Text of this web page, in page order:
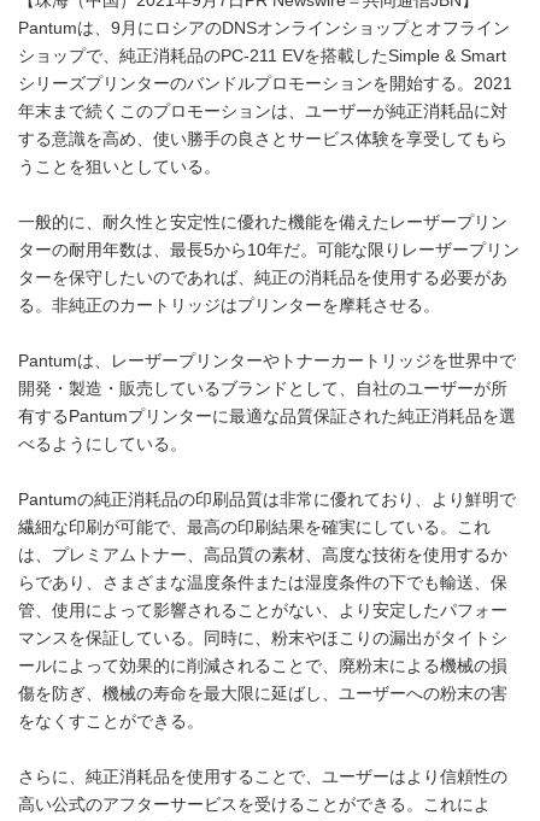
Pantumは、9月にロシアのDNSオンラインショップとオフライン
ショップで、純正消耗品のPC-211 EVを搭載したSimple & Smart
シリーズプリンターのバンドルプロモーションを開始する。2021
年末まで続くこのプロモーションは、ユーザーが純正消耗品に対
する意識を高め、使い勝手の良さとサービス体験を享受してもら
うことを狙いとしている。
一般的に、耐久性と安定性に優れた機能を備えたレーザープリン
ターの耐用年数は、最長5から10年だ。可能な限りレーザープリン
ターを保守したいのであれば、純正の消耗品を使用する必要があ
る。非純正のカートリッジはプリンターを摩耗させる。
Pantumは、レーザープリンターやトナーカートリッジを世界中で
開発・製造・販売しているブランドとして、自社のユーザーが所
有するPantumプリンターに最適な品質保証された純正消耗品を選
べるようにしている。
Pantumの純正消耗品の印刷品質は非常に優れており、より鮮明で
繊細な印刷が可能で、最高の印刷結果を確実にしている。これ
は、プレミアムトナー、高品質の素材、高度な技術を使用するか
らであり、さまざまな温度条件または湿度条件の下でも輸送、保
管、使用によって影響されることがない、より安定したパフォー
マンスを保証している。同時に、粉末やほこりの漏出がタイトシ
ールによって効果的に削減されることで、廃粉末による機械の損
傷を防ぎ、機械の寿命を最大限に延ばし、ユーザーへの粉末の害
をなくすことができる。
さらに、純正消耗品を使用することで、ユーザーはより信頼性の
高い公式のアフターサービスを受けることができる。これによ